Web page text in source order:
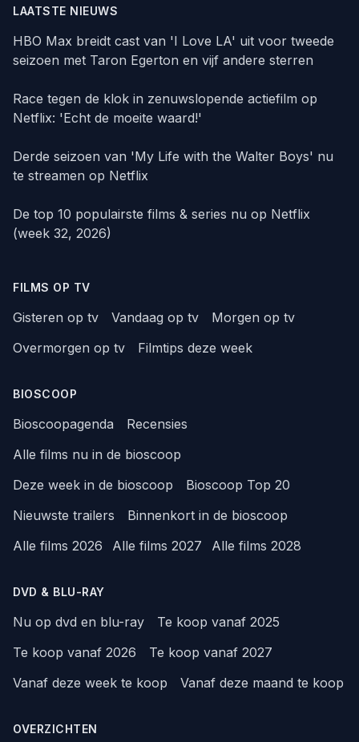
LAATSTE NIEUWS
HBO Max breidt cast van 'I Love LA' uit voor tweede
seizoen met Taron Egerton en vijf andere sterren
Race tegen de klok in zenuwslopende actiefilm op
Netflix: 'Echt de moeite waard!'
Derde seizoen van 'My Life with the Walter Boys' nu
te streamen op Netflix
De top 10 populairste films & series nu op Netflix
(week 32, 2026)
FILMS OP TV
Gisteren op tv Vandaag op tv
Morgen op tv
Overmorgen op tv
Filmtips deze week
BIOSCOOP
Bioscoopagenda
Recensies
Alle films nu in de bioscoop
Deze week in de bioscoop
Bioscoop Top 20
Nieuwste trailers
Binnenkort in de bioscoop
Alle films 2026
Alle films 2027 Alle films 2028
DVD & BLU-RAY
Nu op dvd en blu-ray
Te koop vanaf 2025
Te koop vanaf 2026
Te koop vanaf 2027
Vanaf deze week te koop
Vanaf deze maand te koop
OVERZICHTEN